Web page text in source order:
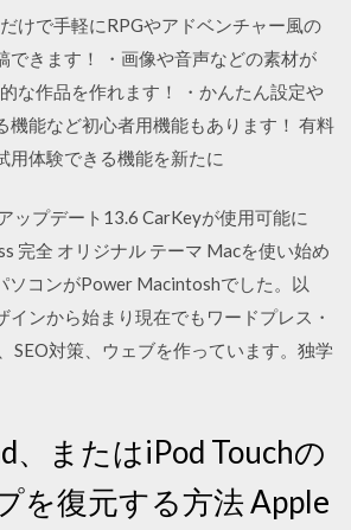
けで手軽にRPGやアドベンチャー風の
できます！ ・画像や音声などの素材が
な作品を作れます！ ・かんたん設定や
機能など初心者用機能もあります！ 有料
用体験できる機能を新たに
ップデート13.6 CarKeyが使用可能に
完全 オリジナル テーマ Macを使い始め
コンがPower Macintoshでした。以
インから始まり現在でもワードプレス・
SEO対策、ウェブを作っています。独学
、またはiPod Touchの
を復元する方法 Apple